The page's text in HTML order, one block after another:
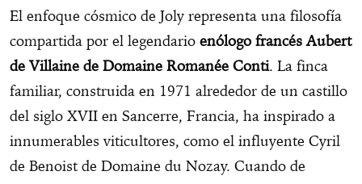
El enfoque cósmico de Joly representa una filosofía
compartida por el legendario enólogo francés Aubert
de Villaine de Domaine Romanée Conti. La finca
familiar, construida en 1971 alrededor de un castillo
del siglo XVII en Sancerre, Francia, ha inspirado a
innumerables viticultores, como el influyente Cyril
de Benoist de Domaine du Nozay. Cuando de